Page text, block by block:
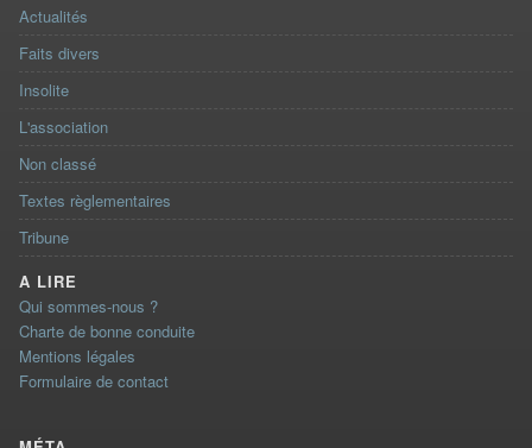
Actualités
Faits divers
Insolite
L'association
Non classé
Textes règlementaires
Tribune
A LIRE
Qui sommes-nous ?
Charte de bonne conduite
Mentions légales
Formulaire de contact